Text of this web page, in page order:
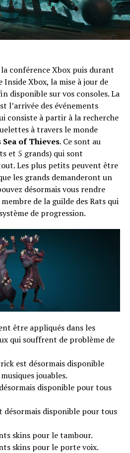
conférence Xbox puis durant
Inside Xbox, la mise à jour de
disponible sur vos consoles. La
l’arrivée des événements
consiste à partir à la recherche
à travers le monde
Sea of Thieves. Ce sont au
et 5 grands) qui sont
Les plus petits peuvent être
les grands demanderont un
désormais vous rendre
de la guilde des Rats qui
de progression.
être appliqués dans les
qui souffrent de problème de
est désormais disponible
jouables.
disponible pour tous
désormais disponible pour tous
skins pour le tambour.
skins pour le porte voix.